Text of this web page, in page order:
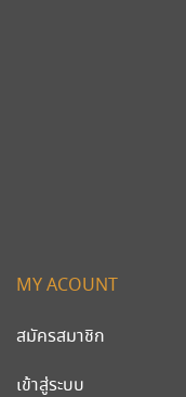
MY ACOUNT
สมัครสมาชิก
เข้าสู่ระบบ